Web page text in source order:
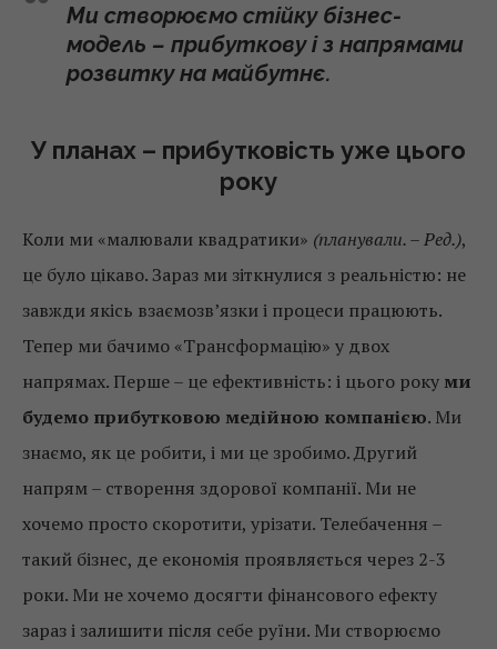
Ми створюємо стійку бізнес-
модель – прибуткову і з напрямами
розвитку на майбутнє.
У планах – прибутковість уже цього
року
Коли ми «малювали квадратики» (планували. – Ред.),
це було цікаво. Зараз ми зіткнулися з реальністю: не
завжди якісь взаємозв’язки і процеси працюють.
Тепер ми бачимо «Трансформацію» у двох
напрямах. Перше – це ефективність: і цього року ми
будемо прибутковою медійною компанією. Ми
знаємо, як це робити, і ми це зробимо. Другий
напрям – створення здорової компанії. Ми не
хочемо просто скоротити, урізати. Телебачення –
такий бізнес, де економія проявляється через 2-3
роки. Ми не хочемо досягти фінансового ефекту
зараз і залишити після себе руїни. Ми створюємо